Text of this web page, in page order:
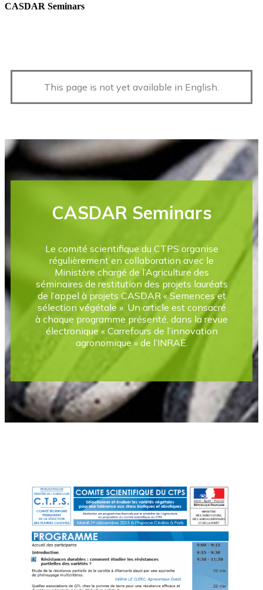
CASDAR Seminars
This page is not yet available in English.
CASDAR Seminars
Le comité scientifique du CTPS organise
régulièrement en collaboration avec le
Ministère chargé de l’Agriculture des
séminaires de restitution des projets lauréats
de l’appel à projets CASDAR « Semences et
sélection végétale ». Un article est consacré
à chaque programme présenté, dans la revue
électronique « Carrefours de l’innovation
agronomique» de l’INRAE.